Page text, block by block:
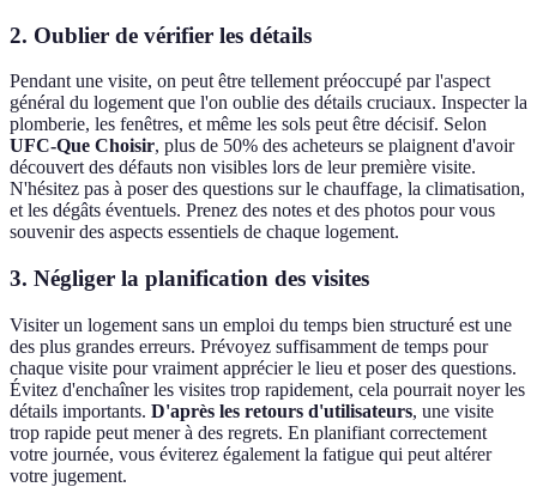
2. Oublier de vérifier les détails
Pendant une visite, on peut être tellement préoccupé par l'aspect
général du logement que l'on oublie des détails cruciaux. Inspecter la
plomberie, les fenêtres, et même les sols peut être décisif. Selon
UFC-Que Choisir, plus de 50% des acheteurs se plaignent d'avoir
découvert des défauts non visibles lors de leur première visite.
N'hésitez pas à poser des questions sur le chauffage, la climatisation,
et les dégâts éventuels. Prenez des notes et des photos pour vous
souvenir des aspects essentiels de chaque logement.
3. Négliger la planification des visites
Visiter un logement sans un emploi du temps bien structuré est une
des plus grandes erreurs. Prévoyez suffisamment de temps pour
chaque visite pour vraiment apprécier le lieu et poser des questions.
Évitez d'enchaîner les visites trop rapidement, cela pourrait noyer les
détails importants. D'après les retours d'utilisateurs, une visite
trop rapide peut mener à des regrets. En planifiant correctement
votre journée, vous éviterez également la fatigue qui peut altérer
votre jugement.